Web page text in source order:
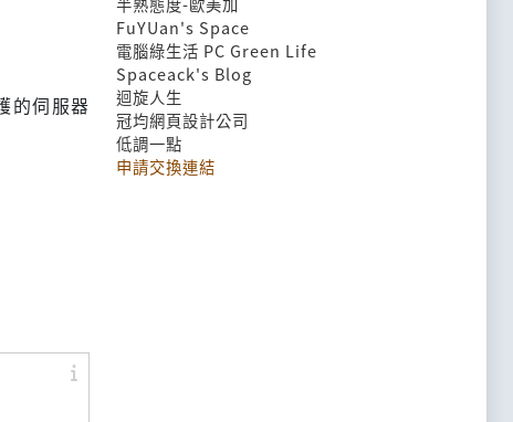
的伺服器
FuYUan's Space
電腦綠生活 PC Green Life
Spaceack's Blog
迴旋人生
冠均網頁設計公司
低調一點
申請交換連結